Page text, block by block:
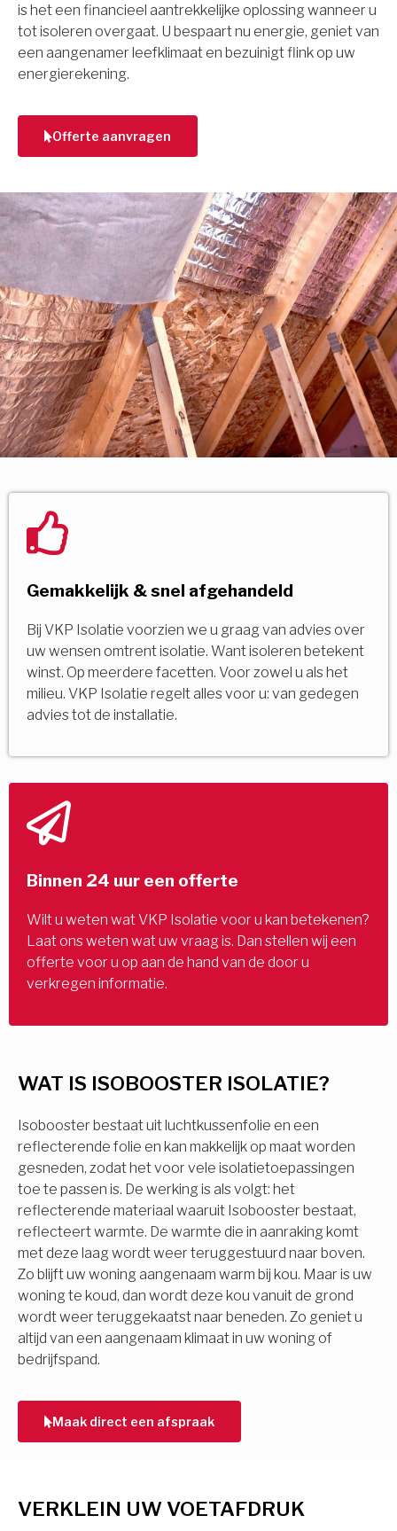
is het een financieel aantrekkelijke oplossing wanneer u
tot isoleren overgaat. U bespaart nu energie, geniet van
een aangenamer leefklimaat en bezuinigt flink op uw
energierekening.
Offerte aanvragen
WAT IS ISOBOOSTER ISOLATIE?
Isobooster bestaat uit luchtkussenfolie en een
reflecterende folie en kan makkelijk op maat worden
gesneden, zodat het voor vele isolatietoepassingen
toe te passen is. De werking is als volgt: het
reflecterende materiaal waaruit Isobooster bestaat,
reflecteert warmte. De warmte die in aanraking komt
met deze laag wordt weer teruggestuurd naar boven.
Zo blijft uw woning aangenaam warm bij kou. Maar is uw
woning te koud, dan wordt deze kou vanuit de grond
wordt weer teruggekaatst naar beneden. Zo geniet u
altijd van een aangenaam klimaat in uw woning of
bedrijfspand.
Maak direct een afspraak
Gemakkelijk & snel afgehandeld
Bij VKP Isolatie voorzien we u graag van advies over
uw wensen omtrent isolatie. Want isoleren betekent
winst. Op meerdere facetten. Voor zowel u als het
milieu. VKP Isolatie regelt alles voor u: van gedegen
advies tot de installatie.
Binnen 24 uur een offerte
Wilt u weten wat VKP Isolatie voor u kan betekenen?
Laat ons weten wat uw vraag is. Dan stellen wij een
offerte voor u op aan de hand van de door u
verkregen informatie.
VERKLEIN UW VOETAFDRUK